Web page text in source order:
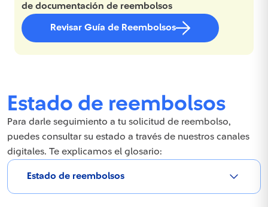
de documentación de reembolsos
Revisar Guía de Reembolsos
Estado de reembolsos
Para darle seguimiento a tu solicitud de reembolso,
puedes consultar su estado a través de nuestros canales
digitales. Te explicamos el glosario:
Estado de reembolsos